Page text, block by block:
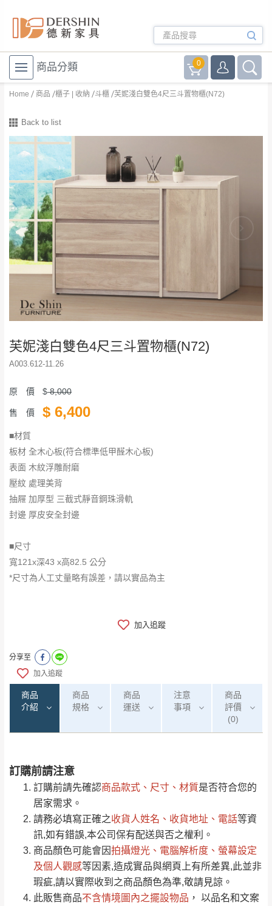
商品分類 0
Home 商品 櫃子 | 收納 斗櫃 芙妮淺白雙色4尺三斗置物櫃(N72)
Back to list
芙妮淺白雙色4尺三斗置物櫃(N72)
A003.612-11.26
原 價 $8,000
售 價 $ 6,400
■材質
板材 全木心板(符合標準低甲醛木心板)
表面 木紋浮雕耐磨
壓紋 處理美背
抽屜 加厚型 三截式靜音鋼珠滑軌
封邊 厚皮安全封邊
■尺寸
寬121x深43 x高82.5 公分
*尺寸為人工丈量略有誤差，請以實品為主
加入追蹤
分享至
加入追蹤
商品
介紹
商品
規格
商品
運送
注意
事項
商品
評價
(0)
訂購前請注意
訂購前請先確認商品款式、尺寸、材質是否符合您的
居家需求。
請務必填寫正確之收貨人姓名、收貨地址、電話等資
訊,如有錯誤,本公司保有配送與否之權利。
商品顏色可能會因拍攝燈光、電腦解析度、螢幕設定
及個人觀感等因素,造成實品與網頁上有所差異,此並非
瑕疵,請以實際收到之商品顏色為準,敬請見諒。
此販售商品不含情境圖內之擺設物品 ， 以品名和文案
運 費 說 明
運送地區 運送費用
偏遠地區
（請先線上詢問 LINE
→@dershin ）
桃園 復興鄉
注意事項：
由於品項繁多，網頁無法及時更新，如有需
要購買商品，請於出發前來電或到「官方
Line客服」來信確認商品是否有「現貨」與
「金額」。
若商品價格或庫存有異常，商家有權取消訂
單。部分網路商品恕無法更改原設計或客製，敬請
見諒！
0/5 (0)筆
全部 依評論高至低排列
依評論低至高排列 只顯示附上圖片
只顯示附上評論